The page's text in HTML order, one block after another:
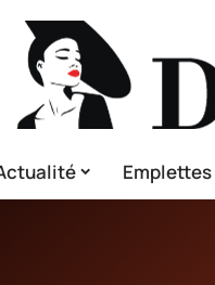
Emplettes